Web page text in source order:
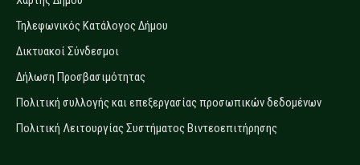
Τηλεφωνικός Κατάλογος Δήμου
Δικτυακοί Σύνδεσμοι
Δήλωση Προσβασιμότητας
Πολιτική συλλογής και επεξεργασίας προσωπικών δεδομένων
Πολιτική Λειτουργίας Συστήματος Βιντεοεπιτήρησης